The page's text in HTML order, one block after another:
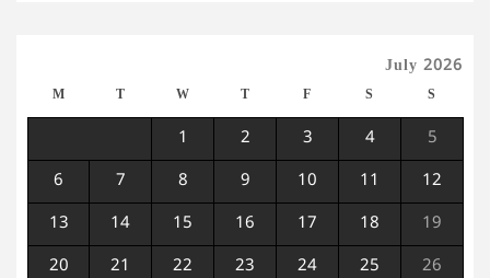
July 2026
M T W T F S S
1 2 3 4 5
6 7 8 9 10 11 12
13 14 15 16 17 18 19
20 21 22 23 24 25 26